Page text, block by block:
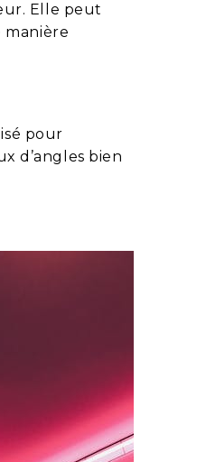
Elle peut
manière
pour
d’angles bien